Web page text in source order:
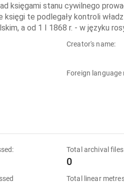
księgami stanu cywilnego
te podlegały kontroli
a od 1 I 1868 r. - w języku
Creator's name:
Foreign language
Total archival
0
Total linear